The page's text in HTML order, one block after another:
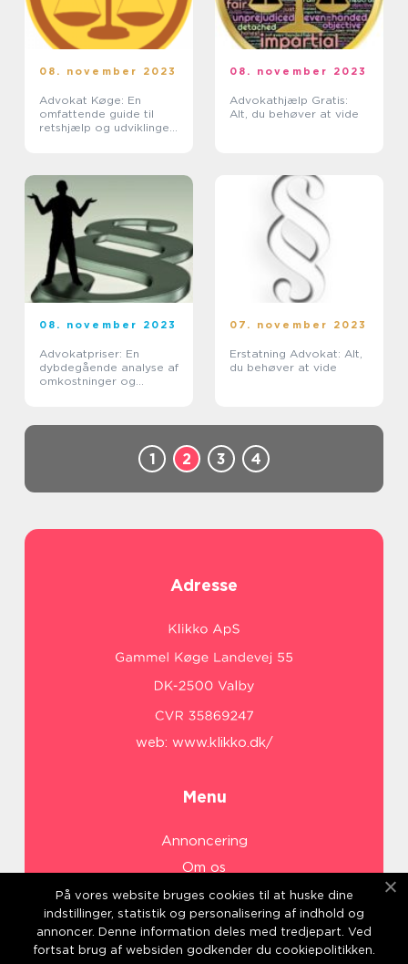
08. november 2023
Advokat Køge: En
omfattende guide til
retshjælp og udviklingen
08. november 2023
Advokathjælp Gratis:
Alt, du behøver at vide
08. november 2023
Advokatpriser: En
dybdegående analyse af
omkostninger og
07. november 2023
Erstatning Advokat: Alt,
du behøver at vide
1 2 3 4
Adresse
web: www.klikko.dk/
Menu
Annoncering
Om os
Cookies
Kontakt os
Sitemap
På vores website bruges cookies til at huske dine
indstillinger, statistik og personalisering af indhold og
annoncer. Denne information deles med tredjepart. Ved
fortsat brug af websiden godkender du cookiepolitikken.